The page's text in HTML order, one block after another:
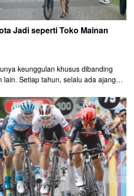
Jadi seperti Toko Mainan
keunggulan khusus dibanding
Setiap tahun, selalu ada ajang
Taman kota di Adelaide pun
besar" bagi para penghobi